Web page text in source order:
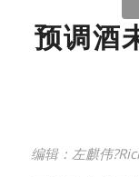
预调酒
编辑： 左麒伟?